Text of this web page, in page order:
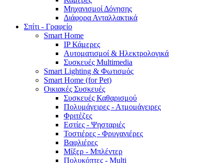
Μηχανισμοί Δόνησης
Διάφορα Ανταλλακτικά
Σπίτι - Γραφείο
Smart Home
IP Κάμερες
Αυτοματισμοί & Ηλεκτρολογικά
Συσκευές Multimedia
Smart Lighting & Φωτισμός
Smart Home (for Pet)
Οικιακές Συσκευές
Συσκευές Καθαρισμού
Πολυμάγειρες - Ατμομάγειρες
Φριτέζες
Εστίες - Ψησταριές
Τοστιέρες - Φρυγανιέρες
Βαφλιέρες
Μίξερ - Μπλέντερ
Πολυκόπτες - Multi